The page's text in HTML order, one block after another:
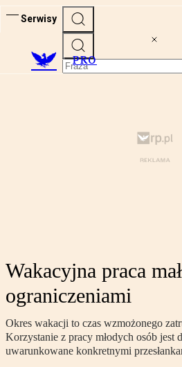
Serwisy
PRO
Wakacyjna praca
ograniczeniami
Okres wakacji to czas wzmożonego
Korzystanie z pracy młodych osób jest
uwarunkowane konkretnymi